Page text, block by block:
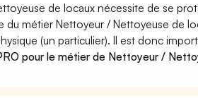
de locaux nécessite de se
du métier Nettoyeur / Nettoyeuse de
(un particulier). Il est donc
pour le métier de Nettoyeur /